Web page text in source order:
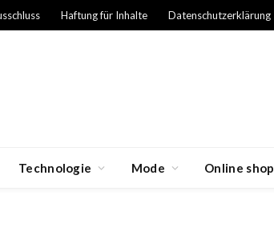
Haftung für Inhalte Datenschutzerklärung
Technologie Mode Online shop